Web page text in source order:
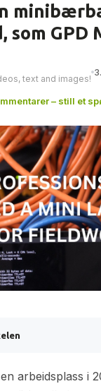
GPD
text and images!
– still et
arbeidsplass i